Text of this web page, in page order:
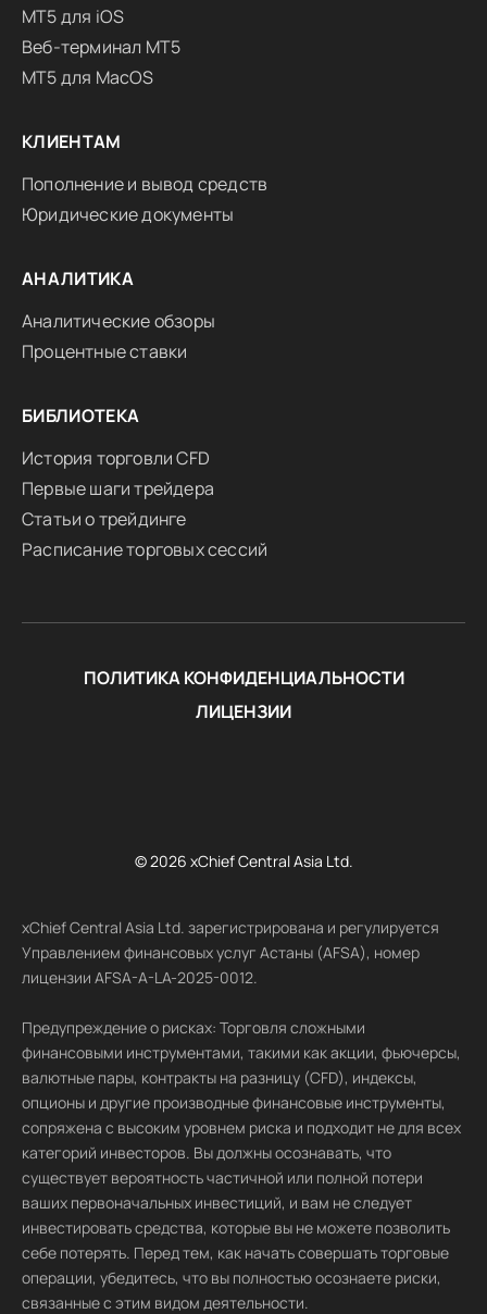
MT5 для iOS
Веб-терминал MT5
MT5 для MacOS
КЛИЕНТАМ
Пополнение и вывод средств
Юридические документы
АНАЛИТИКА
Аналитические обзоры
Процентные ставки
БИБЛИОТЕКА
История торговли CFD
Первые шаги трейдера
Статьи о трейдинге
Расписание торговых сессий
ПОЛИТИКА КОНФИДЕНЦИАЛЬНОСТИ
ЛИЦЕНЗИИ
© 2026 xChief Central Asia Ltd.
xChief Central Asia Ltd. зарегистрирована и регулируется
Управлением финансовых услуг Астаны (AFSA), номер
лицензии AFSA-A-LA-2025-0012.
Предупреждение о рисках: Торговля сложными
финансовыми инструментами, такими как акции, фьючерсы,
валютные пары, контракты на разницу (CFD), индексы,
опционы и другие производные финансовые инструменты,
сопряжена с высоким уровнем риска и подходит не для всех
категорий инвесторов. Вы должны осознавать, что
существует вероятность частичной или полной потери
ваших первоначальных инвестиций, и вам не следует
инвестировать средства, которые вы не можете позволить
себе потерять. Перед тем, как начать совершать торговые
операции, убедитесь, что вы полностью осознаете риски,
связанные с этим видом деятельности.